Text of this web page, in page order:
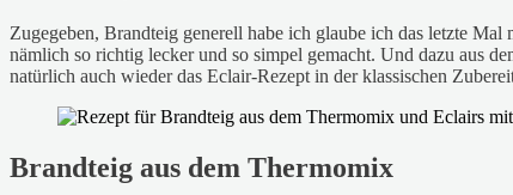
Zugegeben, Brandteig generell habe ich glaube ich das letzte
nämlich so richtig lecker und so simpel gemacht. Und dazu aus
natürlich auch wieder das Eclair-Rezept in der klassischen
Brandteig aus dem Thermomix